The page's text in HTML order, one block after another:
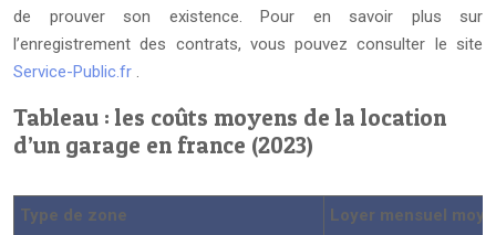
de prouver son existence. Pour en savoir plus sur
l’enregistrement des contrats, vous pouvez consulter le site
Service-Public.fr .
Tableau : les coûts moyens de la location
d’un garage en france (2023)
Type de zone
Loyer mensuel